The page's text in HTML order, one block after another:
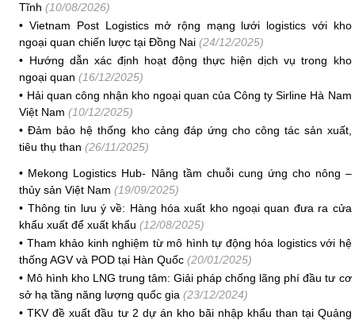
Tĩnh (10/08/2026)
•Vietnam Post Logistics mở rộng mạng lưới logistics với kho
ngoại quan chiến lược tại Đồng Nai (24/12/2025)
• Hướng dẫn xác định hoạt động thực hiện dịch vụ trong kho
ngoại quan (16/12/2025)
• Hải quan công nhận kho ngoại quan của Công ty Sirline Hà Nam
Việt Nam (10/12/2025)
•Đảm bảo hệ thống kho cảng đáp ứng cho công tác sản xuất,
tiêu thụ than (26/11/2025)
• Mekong Logistics Hub- Nâng tầm chuỗi cung ứng cho nông –
thủy sản Việt Nam (19/09/2025)
• Thông tin lưu ý về: Hàng hóa xuất kho ngoại quan đưa ra cửa
khẩu xuất để xuất khẩu (12/08/2025)
• Tham khảo kinh nghiệm từ mô hình tự động hóa logistics với hệ
thống AGV và POD tại Hàn Quốc (20/01/2025)
• Mô hình kho LNG trung tâm: Giải pháp chống lãng phí đầu tư cơ
sở hạ tầng năng lượng quốc gia (23/12/2024)
•TKV đề xuất đầu tư 2 dự án kho bãi nhập khẩu than tại Quảng